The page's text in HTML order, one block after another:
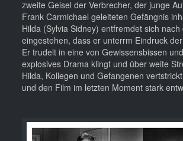
zweite Geisel der Verbrecher, der junge
Frank Carmichael geleiteten Gefängnis
Hilda (Sylvia Sidney) entfremdet sich
eingestehen, dass er unterrm Eindruck
Er trudelt in eine von Gewissensbissen
explosives Drama klingt und über weite
Hilda, Kollegen und Gefangenen
und den Film im letzten Moment stark